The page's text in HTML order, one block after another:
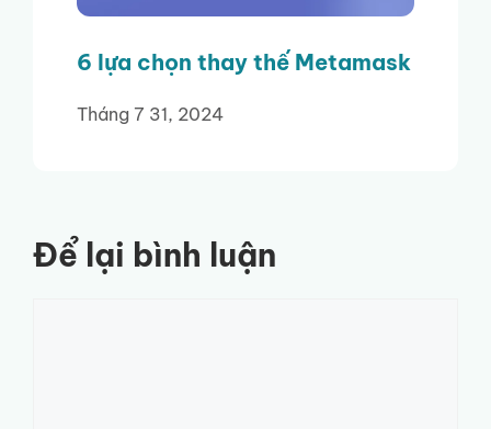
6 lựa chọn thay thế Metamask
Tháng 7 31, 2024
Để lại bình luận